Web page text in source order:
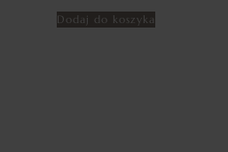
Dodaj do koszyka